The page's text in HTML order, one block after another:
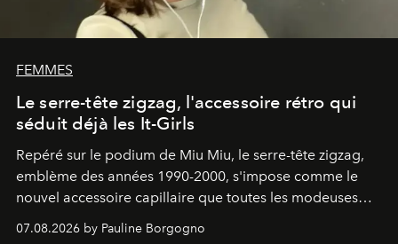
FEMMES
Le serre-tête zigzag, l'accessoire rétro qui
séduit déjà les It-Girls
Repéré sur le podium de Miu Miu, le serre-tête zigzag,
emblème des années 1990-2000, s'impose comme le
nouvel accessoire capillaire que toutes les modeuses
07.08.2026 by Pauline Borgogno